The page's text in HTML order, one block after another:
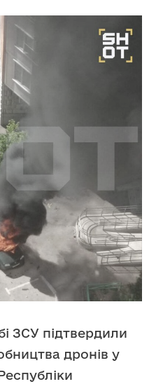
ЗСУ підтвердили
дронів у